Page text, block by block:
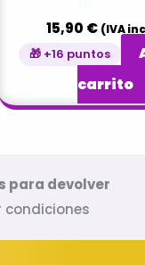
15,90 € (IVA
🎁 +16 puntos
carrito
para devolver
condiciones